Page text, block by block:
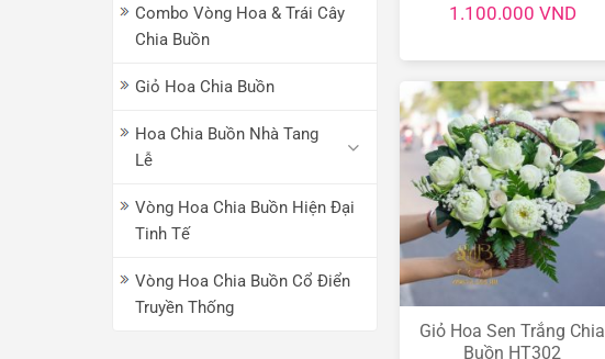
Combo Vòng Hoa & Trái Cây
Chia Buồn
Giỏ Hoa Chia Buồn
Hoa Chia Buồn Nhà Tang
Lễ
Vòng Hoa Chia Buồn Hiện Đại
Tinh Tế
Vòng Hoa Chia Buồn Cổ Điển
Truyền Thống
1.100.000 VND
Giỏ Hoa Sen Trắng Chia
Buồn HT302